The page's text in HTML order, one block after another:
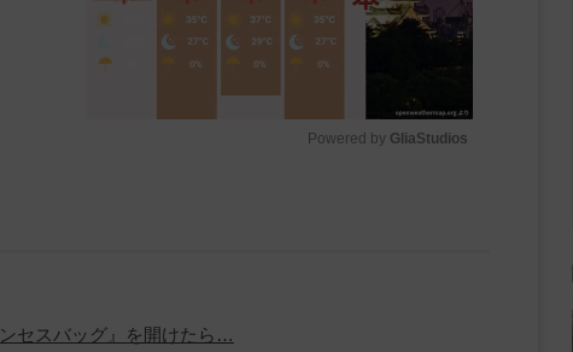
Powered by GliaStudios
セスバッグ』を開けたら…